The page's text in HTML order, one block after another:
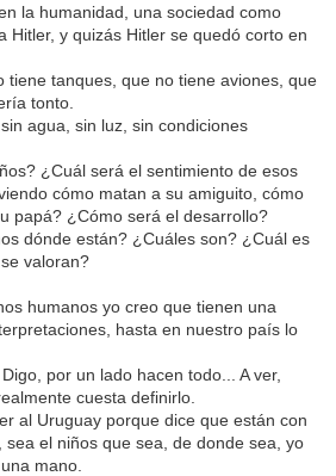
la humanidad, una sociedad como
Hitler, y quizás Hitler se quedó corto en
tiene tanques, que no tiene aviones, que
tonto.
agua, sin luz, sin condiciones
¿Cuál será el sentimiento de esos
cómo matan a su amiguito, cómo
papá? ¿Cómo será el desarrollo?
dónde están? ¿Cuáles son? ¿Cuál es
valoran?
humanos yo creo que tienen una
hasta en nuestro país lo
por un lado hacen todo... A ver,
cuesta definirlo.
al Uruguay porque dice que están con
sea el niños que sea, de donde sea, yo
mano.